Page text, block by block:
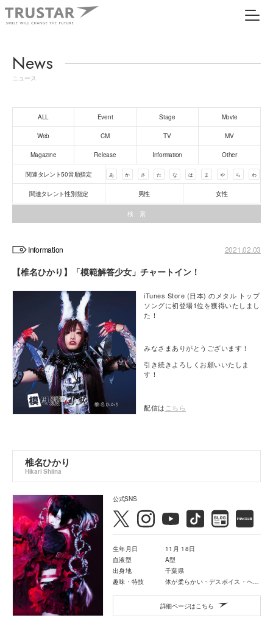
News
ニュース
ALL Event Stage Movie
Web CM TV MV
Magazine Release Information Other
関連タレント50音順指定 あ か さ た な は ま や ら わ
関連タレント性別指定 男性 女性
Information 2021.02.03
【椎名ひかり】「模範解答少女」チャートイン！
iTunes Store (日本) のメタル トップ
ソングに初登場1位を獲得いたしまし
た！
みなさまありがとうございます！
引き続きよろしくお願いいたしま
す！
配信は こちら
椎名ひかり
Hikari Shiina
公式SNS
生年月日
11月 18日
血液型
A型
出身地
千葉県
趣味・特技
体が柔らかい・デスボイス・ヘドバン
詳細ページはこちら